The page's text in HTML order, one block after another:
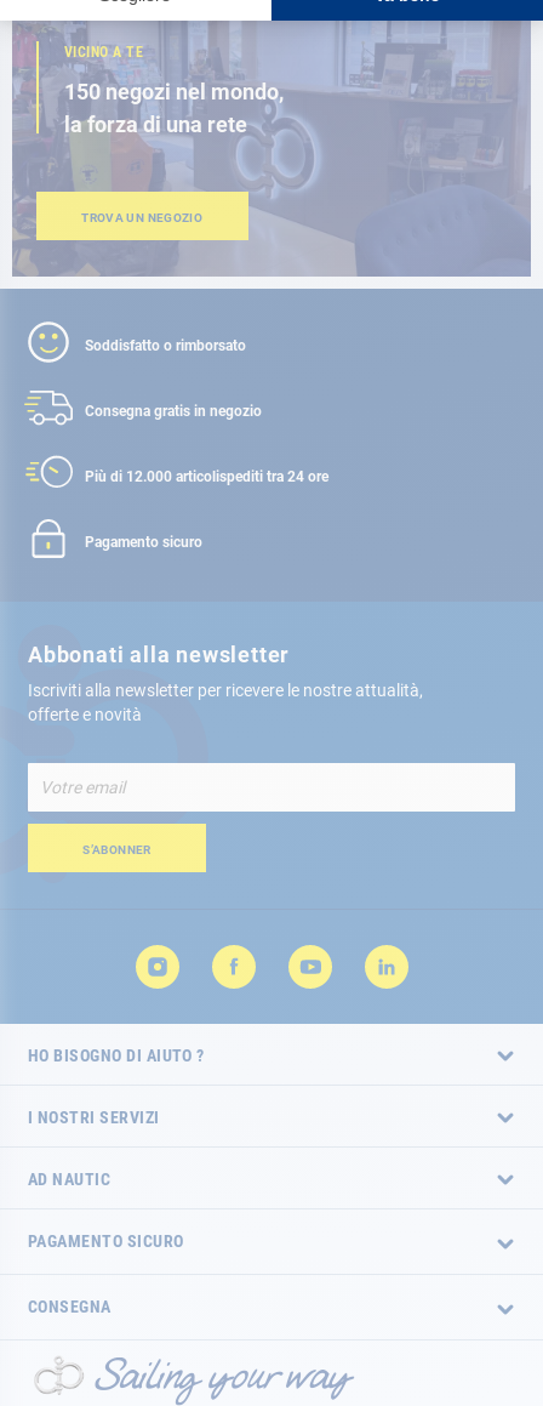
VICINO A TE
150 negozi nel mondo,
la forza di una rete
TROVA UN NEGOZIO
Soddisfatto o rimborsato
Consegna gratis in negozio
Più di 12.000 articolispediti tra 24 ore
Pagamento sicuro
Abbonati alla newsletter
Iscriviti alla newsletter per ricevere le nostre attualità,
offerte e novità
alla
nostra
Newsletter:S’ABONNER
HO BISOGNO DI AIUTO ?
I NOSTRI SERVIZI
AD NAUTIC
PAGAMENTO SICURO
CONSEGNA